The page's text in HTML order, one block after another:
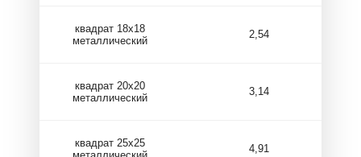
квадрат 18х18
металлический
2,54
квадрат 20х20
металлический
3,14
квадрат 25х25
металлический
4,91